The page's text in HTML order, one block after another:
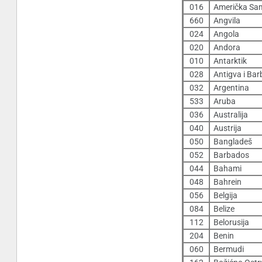
016
Američka
660
Angvila
024
Angola
020
Andora
010
Antarktik
028
Antigva i
032
Argentina
533
Aruba
036
Australija
040
Austrija
050
Bangladeš
052
Barbados
044
Bahami
048
Bahrein
056
Belgija
084
Belize
112
Belorusija
204
Benin
060
Bermudi